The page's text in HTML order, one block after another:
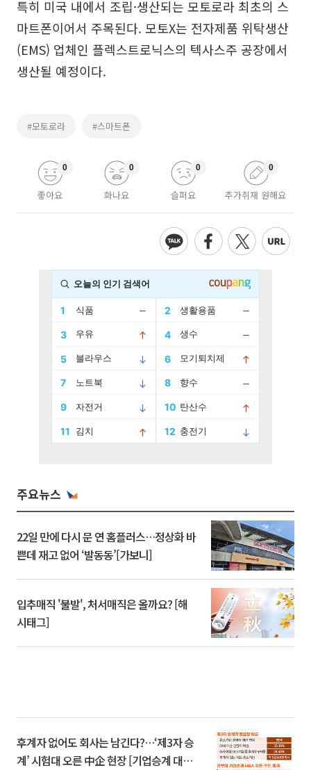
특히 미국 내에서 조립·생산되는 모토로라 최초의 스
마트폰이어서 주목된다. 모토X는 전자제품 위탁생산
(EMS) 업체인 플렉스트로닉스의 텍사스주 공장에서
생산될 예정이다.
#모토로라 #스마트폰
좋아요
0
화나요
0
슬퍼요
0
추가취재 원해요
0
주요뉴스
22일 만에 다시 문 연 홈플러스…정상화 바
쁜데 재고 없어 ‘발동동’[가보니]
입추매직 '불발', 처서매직은 올까요? [해
시태그]
후계자 없어도 회사는 남긴다?…‘제3자 승
계’ 시험대 오른 中企 현장 [기업승계 대전